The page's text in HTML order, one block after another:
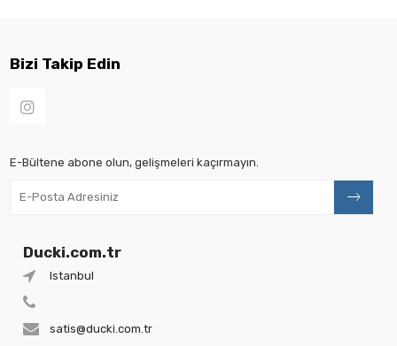
Ducki.com.tr
Istanbul
satis@ducki.com.tr
Bizi Takip Edin
E-Bültene abone olun, gelişmeleri kaçırmayın.